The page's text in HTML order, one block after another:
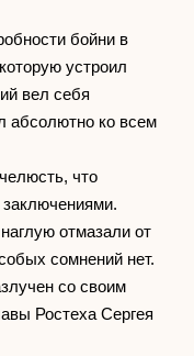
бойни в
устроил
вел себя
абсолютно ко всем
что
отмазали от
сомнений нет.
со своим
Ростеха Сергея